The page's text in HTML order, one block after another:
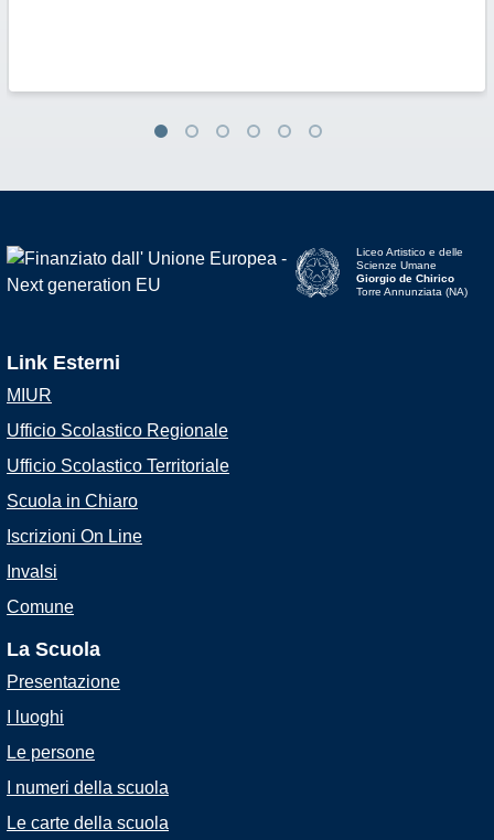
Liceo Artistico e delle
Scienze Umane
Giorgio de Chirico
Torre Annunziata (NA)
Link Esterni
MIUR
Ufficio Scolastico Regionale
Ufficio Scolastico Territoriale
Scuola in Chiaro
Iscrizioni On Line
Invalsi
Comune
La Scuola
Presentazione
I luoghi
Le persone
I numeri della scuola
Le carte della scuola